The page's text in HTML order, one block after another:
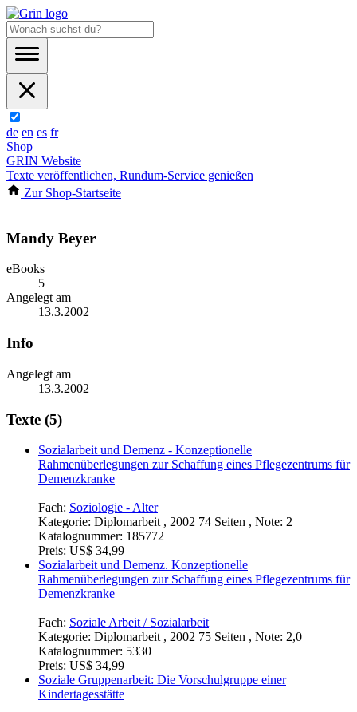
de en es fr
Shop
GRIN Website
Texte veröffentlichen, Rundum-Service genießen
Zur Shop-Startseite
Mandy Beyer
eBooks
5
Angelegt am
13.3.2002
Info
Angelegt am
13.3.2002
Texte (5)
Sozialarbeit und Demenz - Konzeptionelle
Rahmenüberlegungen zur Schaffung eines Pflegezentrums für
Demenzkranke
Fach: Soziologie - Alter
Kategorie: Diplomarbeit , 2002 74 Seiten , Note: 2
Katalognummer: 185772
Preis: US$ 34,99
Sozialarbeit und Demenz. Konzeptionelle
Rahmenüberlegungen zur Schaffung eines Pflegezentrums für
Demenzkranke
Fach: Soziale Arbeit / Sozialarbeit
Kategorie: Diplomarbeit , 2002 75 Seiten , Note: 2,0
Katalognummer: 5330
Preis: US$ 34,99
Soziale Gruppenarbeit: Die Vorschulgruppe einer
Kindertagesstätte